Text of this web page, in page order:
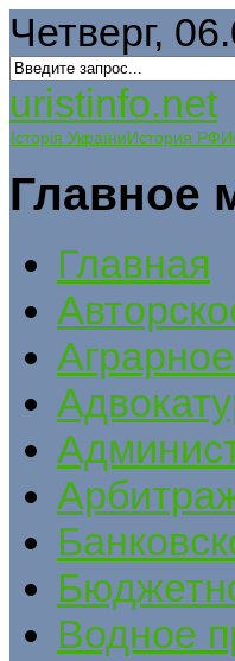
Четверг,
uristinfo.net
Історія УкраїниИстория РФ
Главное
Главная
Водное